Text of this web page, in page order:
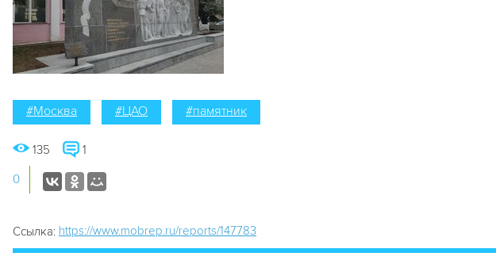
#Москва #ЦАО #памятник
135 1
0
Ссылка: https://www.mobrep.ru/reports/147783